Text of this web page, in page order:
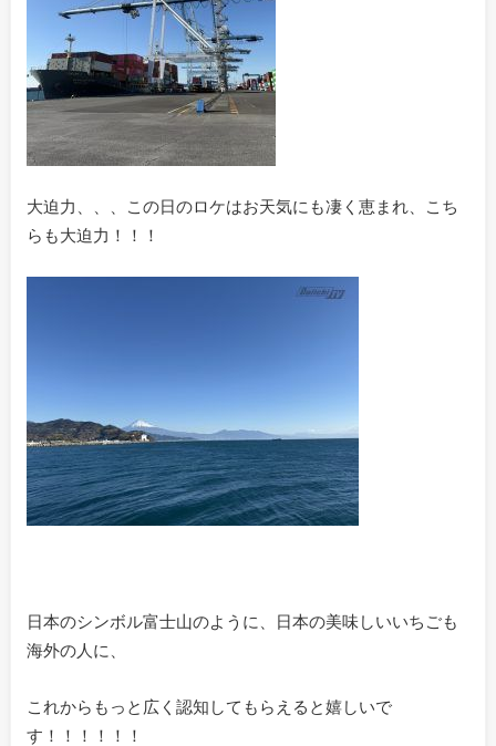
大迫力、、、この日のロケはお天気にも凄く恵まれ、こち
らも大迫力！！！
日本のシンボル富士山のように、日本の美味しいいちごも
海外の人に、
これからもっと広く認知してもらえると嬉しいで
す！！！！！！